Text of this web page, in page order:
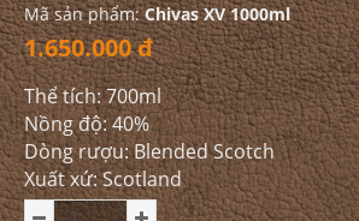
Mã sản phẩm:Chivas XV 1000ml
1.650.000 đ
Thể tích: 700ml
Nồng độ: 40%
Dòng rượu: Blended Scotch
Xuất xứ: Scotland